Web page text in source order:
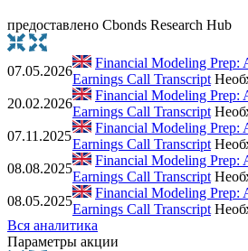
предоставлено Cbonds Research Hub
07.05.2026
Financial Modeling Prep:
Earnings Call Transcript
20.02.2026
Financial Modeling Prep:
Earnings Call Transcript
07.11.2025
Financial Modeling Prep:
Earnings Call Transcript
08.08.2025
Financial Modeling Prep:
Earnings Call Transcript
08.05.2025
Financial Modeling Prep:
Earnings Call Transcript
Вся аналитика
Параметры акции